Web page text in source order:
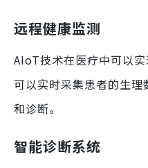
远程健康监测
AIoT技术在医疗中可以
可以实时采集患者的生
和诊断。
智能诊断系统